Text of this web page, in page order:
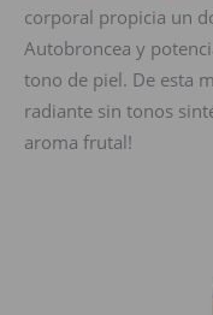
corporal propicia un
Autobroncea y
tono de piel. De esta
radiante sin tonos
aroma frutal!